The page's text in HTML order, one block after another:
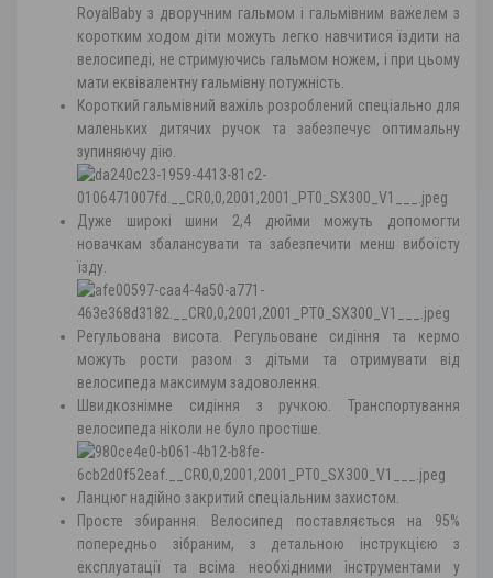
RoyalBaby з дворучним гальмом і гальмівним важелем з
коротким ходом діти можуть легко навчитися їздити на
велосипеді, не стримуючись гальмом ножем, і при цьому
мати еквівалентну гальмівну потужність.
Короткий гальмівний важіль розроблений спеціально для
маленьких дитячих ручок та забезпечує оптимальну
зупиняючу дію.
Дуже широкі шини 2,4 дюйми можуть допомогти
новачкам збалансувати та забезпечити менш вибоїсту
їзду.
Регульована висота. Регульоване сидіння та кермо
можуть рости разом з дітьми та отримувати від
велосипеда максимум задоволення.
Швидкознімне сидіння з ручкою. Транспортування
велосипеда ніколи не було простіше.
Ланцюг надійно закритий спеціальним захистом.
Просте збирання. Велосипед поставляється на 95%
попередньо зібраним, з детальною інструкцією з
експлуатації та всіма необхідними інструментами у